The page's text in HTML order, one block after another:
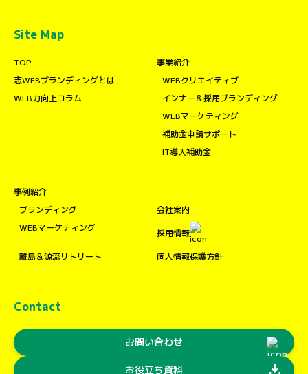
Site Map
TOP
志WEBブランディングとは
WEB力向上コラム
事業紹介
WEBクリエイティブ
インナー＆採用ブランディング
WEBマーケティング
補助金申請サポート
IT導入補助金
事例紹介
ブランディング
WEBマーケティング
離島＆源流リトリート
会社案内
採用情報
個人情報保護方針
Contact
お問い合わせ
お役立ち資料 download